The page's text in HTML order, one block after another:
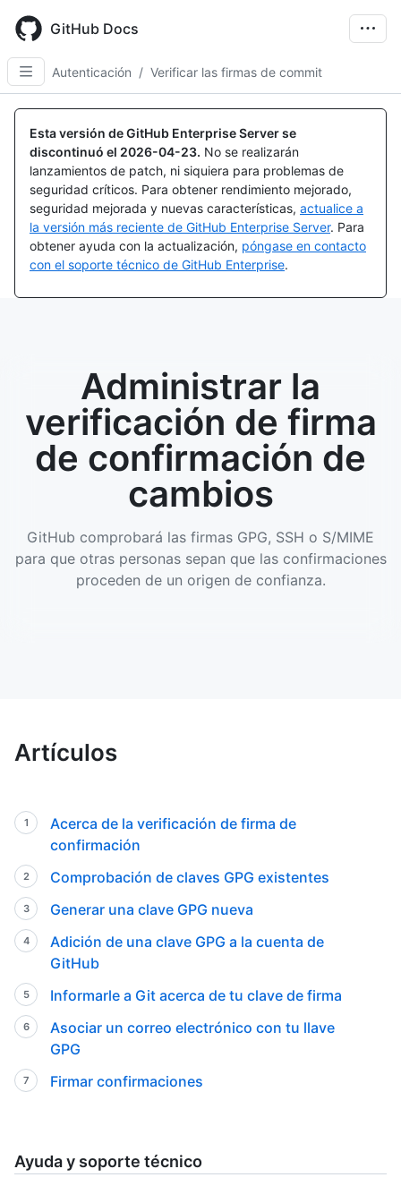
main
content
GitHub Docs
Autenticación / Verificar las firmas de commit
Esta versión de GitHub Enterprise Server se
discontinuó el 2026-04-23. No se realizarán
lanzamientos de patch, ni siquiera para problemas de
seguridad críticos. Para obtener rendimiento mejorado,
seguridad mejorada y nuevas características, actualice a
la versión más reciente de GitHub Enterprise Server. Para
obtener ayuda con la actualización, póngase en contacto
con el soporte técnico de GitHub Enterprise.
Administrar la
verificación de firma
de confirmación de
cambios
GitHub comprobará las firmas GPG, SSH o S/MIME
para que otras personas sepan que las confirmaciones
proceden de un origen de confianza.
Artículos
Acerca de la verificación de firma de
confirmación
Comprobación de claves GPG existentes
Generar una clave GPG nueva
Adición de una clave GPG a la cuenta de
GitHub
Informarle a Git acerca de tu clave de firma
Asociar un correo electrónico con tu llave
GPG
Firmar confirmaciones
Ayuda y soporte técnico